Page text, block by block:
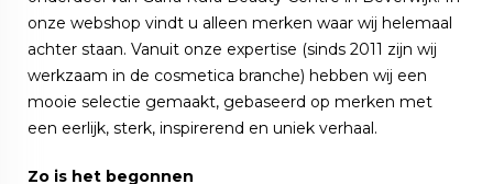
onze webshop vindt u alleen merken waar wij helemaal
achter staan. Vanuit onze expertise (sinds 2011 zijn wij
werkzaam in de cosmetica branche) hebben wij een
mooie selectie gemaakt, gebaseerd op merken met
een eerlijk, sterk, inspirerend en uniek verhaal.
Zo is het begonnen